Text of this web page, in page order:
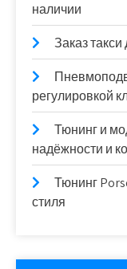
наличии
Заказ
регулировкой
Тюнинг и
надёжности и
Тюнинг
стиля